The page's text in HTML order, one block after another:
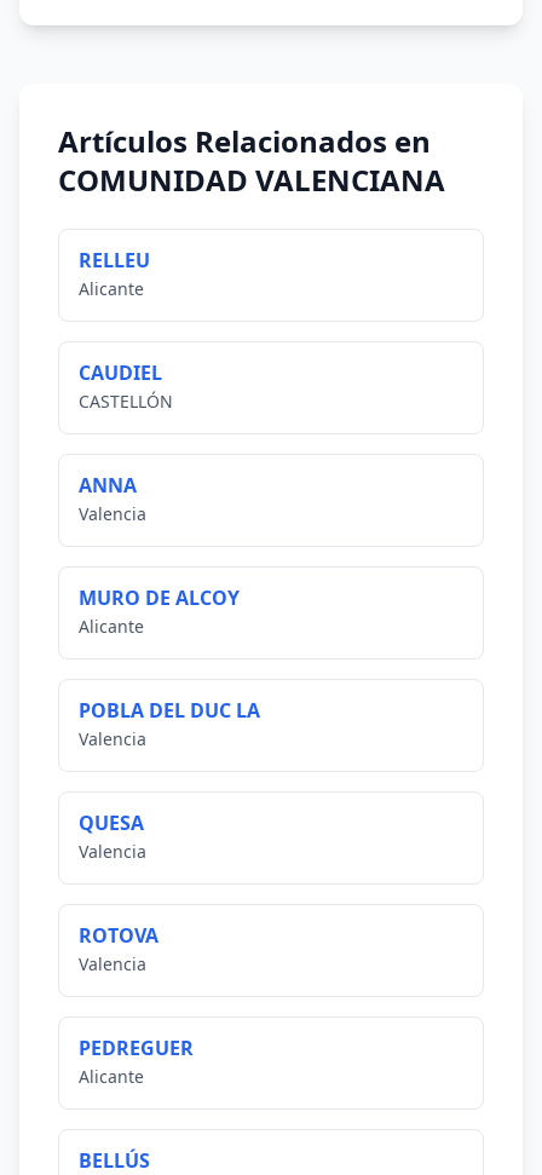
Artículos Relacionados en
COMUNIDAD VALENCIANA
RELLEU
Alicante
CAUDIEL
CASTELLÓN
ANNA
Valencia
MURO DE ALCOY
Alicante
POBLA DEL DUC LA
Valencia
QUESA
Valencia
ROTOVA
Valencia
PEDREGUER
Alicante
BELLÚS